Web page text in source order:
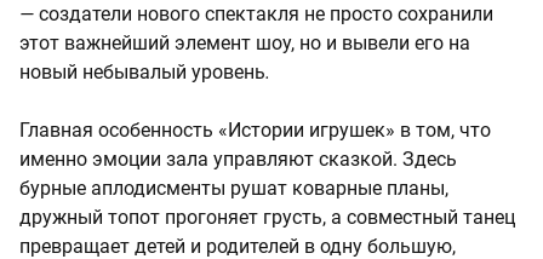
— создатели нового спектакля не просто сохранили
этот важнейший элемент шоу, но и вывели его на
новый небывалый уровень.
Главная особенность «Истории игрушек» в том, что
именно эмоции зала управляют сказкой. Здесь
бурные аплодисменты рушат коварные планы,
дружный топот прогоняет грусть, а совместный танец
превращает детей и родителей в одну большую,